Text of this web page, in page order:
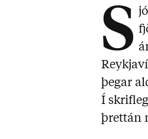
S
þegar
Í
þrettán